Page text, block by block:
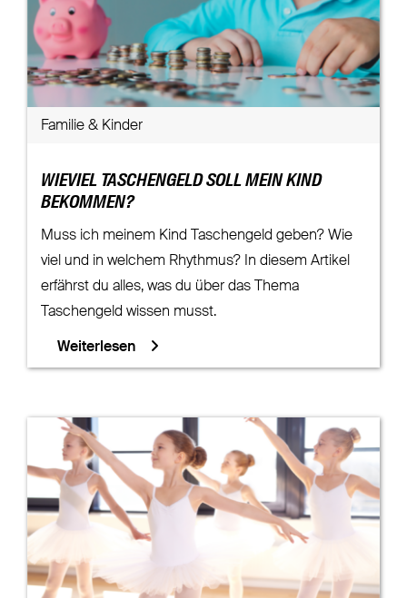
Familie & Kinder
WIEVIEL TASCHENGELD SOLL MEIN KIND
BEKOMMEN?
Muss ich meinem Kind Taschengeld geben? Wie
viel und in welchem Rhythmus? In diesem Artikel
erfährst du alles, was du über das Thema
Taschengeld wissen musst.
Weiterlesen